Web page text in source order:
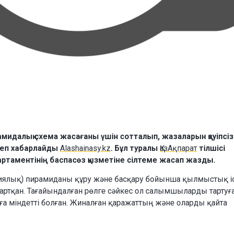
схема жасағаны үшін сотталып, жазаларын
хабарлайды Alashainasy.kz. Бұл туралы ҚазАқпарат тілшісі
баспасөз қызметіне сілтеме жасап жазды.
пирамиданы құру және басқару бойынша қылмыстық
Тағайындалған рөлге сәйкес ол салымшыларды
міндетті болған. Жиналған қаражаттың және оларды қайта